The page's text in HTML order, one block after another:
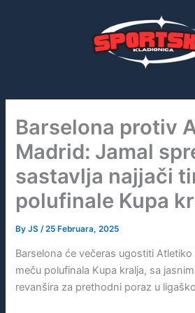
Barselona protiv
Madrid: Jamal
sastavlja najjači
polufinale Kupa
ByJS /25 Februara, 2025
Barselona će večeras ugostiti
meču polufinala Kupa kralja, sa
revanšira za prethodni poraz u